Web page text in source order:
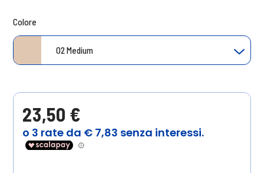
Colore
02 Medium
23,50 €